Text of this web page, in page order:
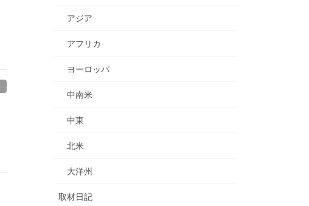
アジア
アフリカ
ヨーロッパ
中南米
中東
北米
大洋州
取材日記